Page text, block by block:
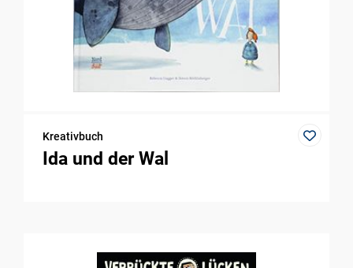
Kreativbuch
Ida und der Wal